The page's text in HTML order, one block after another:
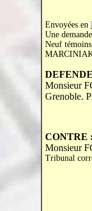
Envoyées en
Une
Neuf
Monsieur
Grenoble.
CONTRE :
Monsieur
Tribunal